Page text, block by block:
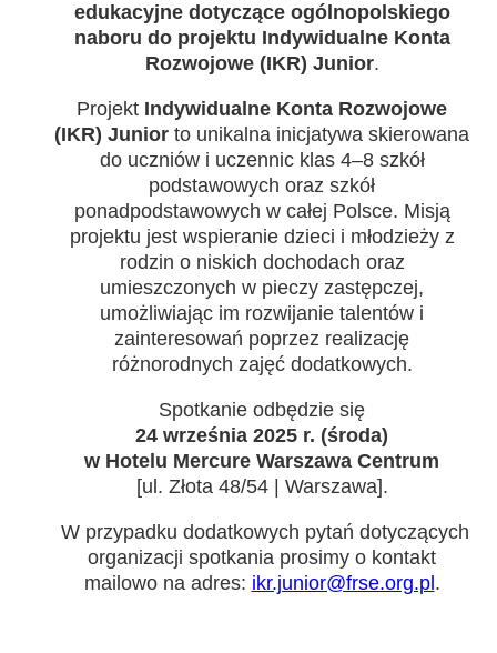
edukacyjne dotyczące ogólnopolskiego
naboru do projektu Indywidualne Konta
Rozwojowe (IKR) Junior.
Projekt Indywidualne Konta Rozwojowe
(IKR) Junior to unikalna inicjatywa skierowana
do uczniów i uczennic klas 4–8 szkół
podstawowych oraz szkół
ponadpodstawowych w całej Polsce. Misją
projektu jest wspieranie dzieci i młodzieży z
rodzin o niskich dochodach oraz
umieszczonych w pieczy zastępczej,
umożliwiając im rozwijanie talentów i
zainteresowań poprzez realizację
różnorodnych zajęć dodatkowych.
Spotkanie odbędzie się
24 września 2025 r. (środa)
w Hotelu Mercure Warszawa Centrum
[ul. Złota 48/54 | Warszawa].
W przypadku dodatkowych pytań dotyczących
organizacji spotkania prosimy o kontakt
mailowo na adres: ikr.junior@frse.org.pl .